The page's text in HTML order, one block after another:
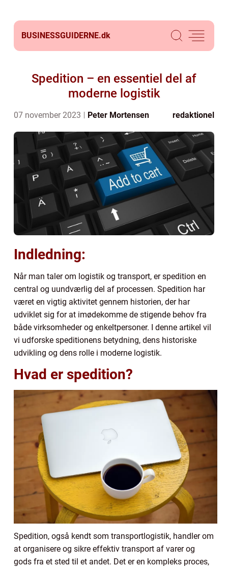
BUSINESSGUIDERNE.dk
Spedition – en essentiel del af
moderne logistik
07 november 2023 Peter Mortensen redaktionel
Indledning:
Når man taler om logistik og transport, er spedition en
central og uundværlig del af processen. Spedition har
været en vigtig aktivitet gennem historien, der har
udviklet sig for at imødekomme de stigende behov fra
både virksomheder og enkeltpersoner. I denne artikel vil
vi udforske speditionens betydning, dens historiske
udvikling og dens rolle i moderne logistik.
Hvad er spedition?
Spedition, også kendt som transportlogistik, handler om
at organisere og sikre effektiv transport af varer og
gods fra et sted til et andet. Det er en kompleks proces,